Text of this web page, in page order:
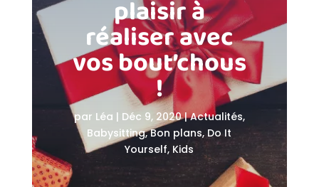
plaisir à
réaliser avec
vos bout’chous
!
par Léa | Déc 9, 2020|Actualités,
Babysitting,Bon plans, Do It
Yourself, Kids